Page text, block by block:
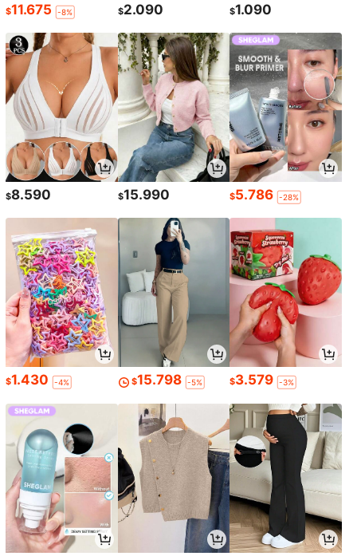
$11.675 -8% $2.090 $1.090
$8.590 $15.990 $5.786 -28%
$1.430 -4% $15.798 -5% $3.579 -3%